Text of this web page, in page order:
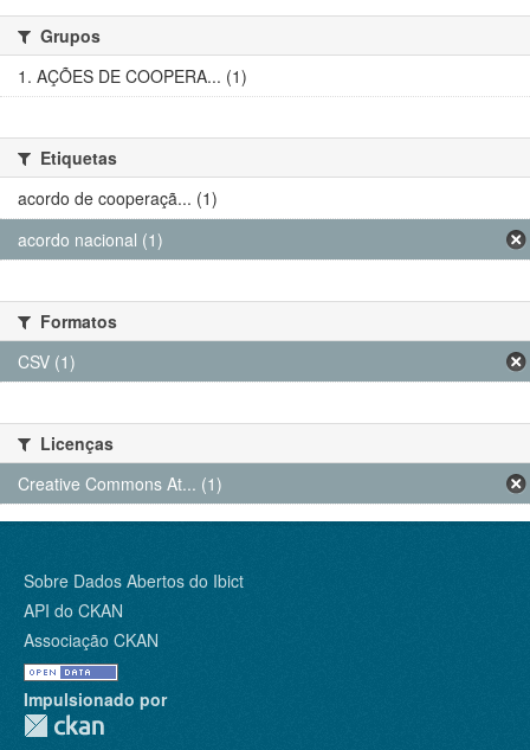
Grupos
1. AÇÕES DE COOPERA... (1)
Etiquetas
acordo de cooperaçã... (1)
acordo nacional (1)
Formatos
CSV (1)
Licenças
Creative Commons At... (1)
Sobre Dados Abertos do Ibict
API do CKAN
Associação CKAN
Impulsionado por